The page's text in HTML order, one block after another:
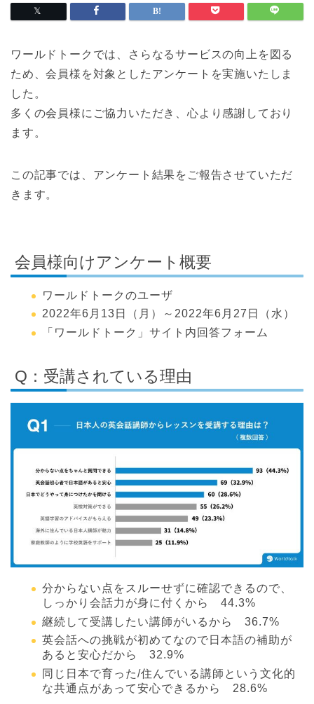
ワールドトークでは、さらなるサービスの向上を図る
ため、会員様を対象としたアンケートを実施いたしま
した。
多くの会員様にご協力いただき、心より感謝しており
ます。
この記事では、アンケート結果をご報告させていただ
きます。
会員様向けアンケート概要
ワールドトークのユーザ
2022年6月13日（月）～2022年6月27日（水）
「ワールドトーク」サイト内回答フォーム
Q：受講されている理由
分からない点をスルーせずに確認できるので、
しっかり会話力が身に付くから 44.3%
継続して受講したい講師がいるから 36.7%
英会話への挑戦が初めてなので日本語の補助が
あると安心だから 32.9%
同じ日本で育った/住んでいる講師という文化的
な共通点があって安心できるから 28.6%